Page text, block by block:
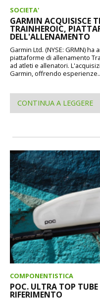
SOCIETA'
GARMIN ACQUISISCE
TRAINHEROIC,
DELL'ALLENAMENTO
Garmin Ltd. (NYSE: GRMN)
piattaforme di allenamento
ad atleti e allenatori.
Garmin, offrendo
CONTINUA A LEGGERE
COMPONENTISTICA
POC. ULTRA TOP
RIFERIMENTO